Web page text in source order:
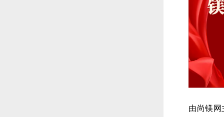
由尚镁